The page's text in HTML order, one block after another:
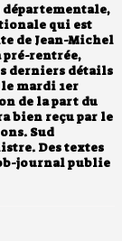
départementale,
qui est
de Jean-Michel
pré-rentrée,
derniers détails
mardi 1er
de la part du
bien reçu par le
Sud
Des textes
journal publie